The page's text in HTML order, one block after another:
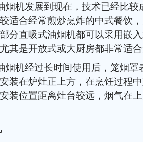
烟机发展到现在，技术已经比
适合经常煎炒烹炸的中式餐饮
分直吸式油烟机都可以采用嵌
其是开放式或大厨房都非常适
烟机经过长时间使用后，笼烟
装在炉灶正上方，在烹饪过程
装位置距离灶台较远，烟气在